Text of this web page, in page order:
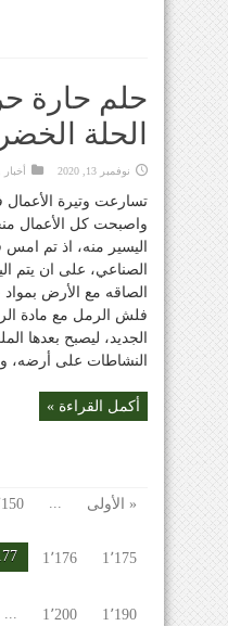
حلم حارة
الحلة
نوفمبر 13, 2020
تسارعت وتيرة
واصبحت كل الأعمال
اليسير منه، اذ تم
الصناعي، على ان يتم
الصاقه مع الأرض
فلش الرمل مع مادة
الجديد، ليصبح بعدها
النشاطات على أرضه،
أكمل القراءة »
« الأولى ...
1٬175
1٬176
1٬190
1٬200 ...